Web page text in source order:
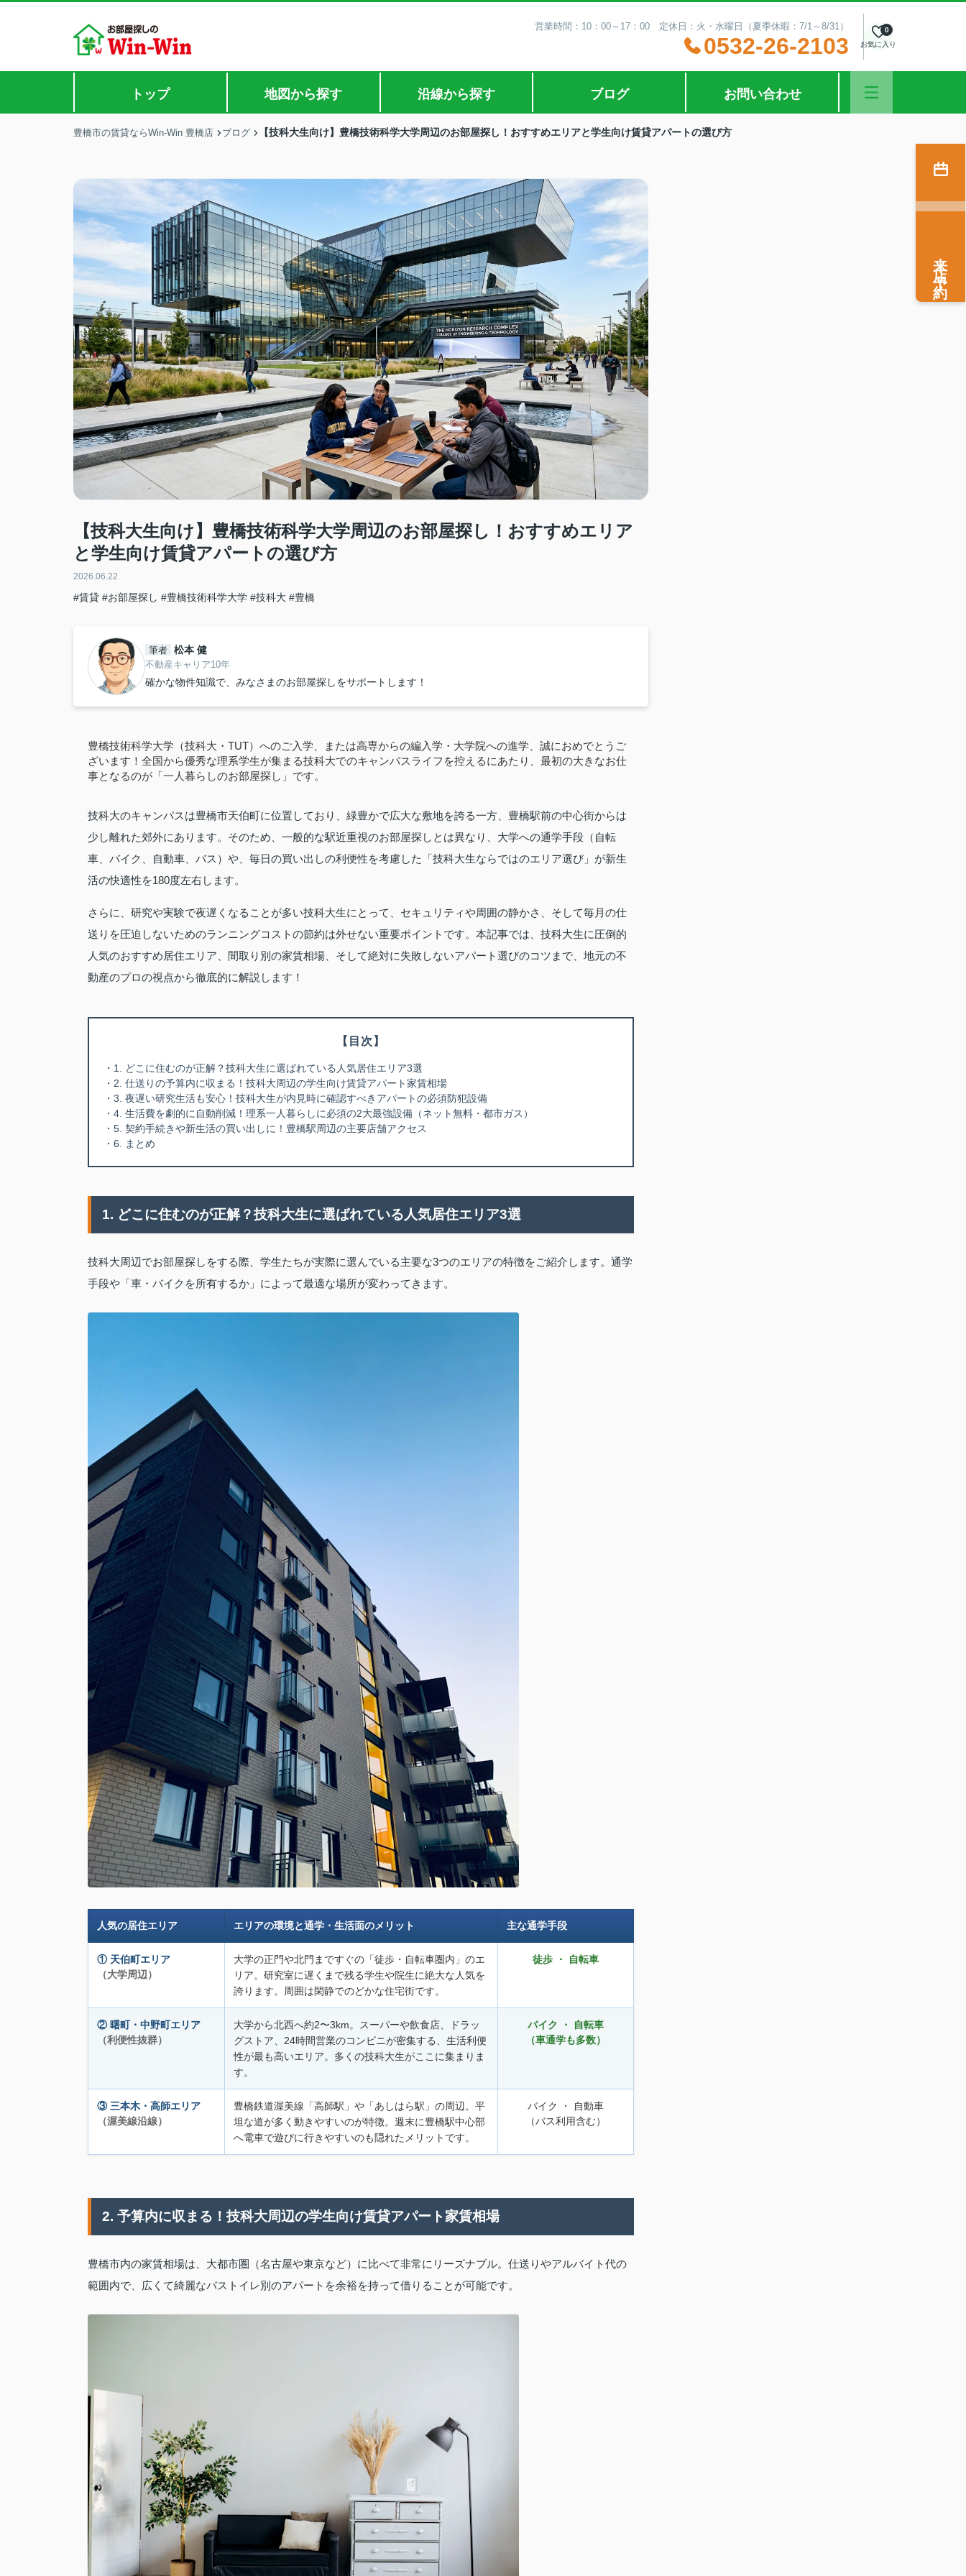
営業時間：10：00～17：00 定休日：火・水曜日（夏季休暇：7/1～8/31）
0532-26-2103 お気に入り
0
トップ 地図から探す 沿線から探す ブログ お問い合わせ
豊橋市の賃貸ならWin-Win 豊橋店 ブログ 【技科大生向け】豊橋技術科学大学周辺のお部屋探し！おすすめエリアと学生向け賃貸アパートの選び方
【技科大生向け】豊橋技術科学大学周辺のお部屋探し！おすすめエリア
と学生向け賃貸アパートの選び方
2026.06.22
#賃貸 #お部屋探し #豊橋技術科学大学 #技科大 #豊橋
筆者 松本 健
不動産キャリア10年
確かな物件知識で、みなさまのお部屋探しをサポートします！
豊橋技術科学大学（技科大・TUT）へのご入学、または高専からの編入学・大学院への進学、誠におめでとうご
ざいます！全国から優秀な理系学生が集まる技科大でのキャンパスライフを控えるにあたり、最初の大きなお仕
事となるのが「一人暮らしのお部屋探し」です。
技科大のキャンパスは豊橋市天伯町に位置しており、緑豊かで広大な敷地を誇る一方、豊橋駅前の中心街からは
少し離れた郊外にあります。そのため、一般的な駅近重視のお部屋探しとは異なり、大学への通学手段（自転
車、バイク、自動車、バス）や、毎日の買い出しの利便性を考慮した「技科大生ならではのエリア選び」が新生
活の快適性を180度左右します。
さらに、研究や実験で夜遅くなることが多い技科大生にとって、セキュリティや周囲の静かさ、そして毎月の仕
送りを圧迫しないためのランニングコストの節約は外せない重要ポイントです。本記事では、技科大生に圧倒的
人気のおすすめ居住エリア、間取り別の家賃相場、そして絶対に失敗しないアパート選びのコツまで、地元の不
動産のプロの視点から徹底的に解説します！
【目次】
・1. どこに住むのが正解？技科大生に選ばれている人気居住エリア3選
・2. 仕送りの予算内に収まる！技科大周辺の学生向け賃貸アパート家賃相場
・3. 夜遅い研究生活も安心！技科大生が内見時に確認すべきアパートの必須防犯設備
・4. 生活費を劇的に自動削減！理系一人暮らしに必須の2大最強設備（ネット無料・都市ガス）
・5. 契約手続きや新生活の買い出しに！豊橋駅周辺の主要店舗アクセス
・6. まとめ
1. どこに住むのが正解？技科大生に選ばれている人気居住エリア3選
技科大周辺でお部屋探しをする際、学生たちが実際に選んでいる主要な3つのエリアの特徴をご紹介します。通学
手段や「車・バイクを所有するか」によって最適な場所が変わってきます。
人気の居住エリア エリアの環境と通学・生活面のメリット 主な通学手段
① 天伯町エリア
（大学周辺）
大学の正門や北門まですぐの「徒歩・自転車圏内」のエ
リア。研究室に遅くまで残る学生や院生に絶大な人気を
誇ります。周囲は閑静でのどかな住宅街です。
徒歩 ・ 自転車
② 曙町・中野町エリア
（利便性抜群）
大学から北西へ約2〜3km。スーパーや飲食店、ドラッ
グストア、24時間営業のコンビニが密集する、生活利便
性が最も高いエリア。多くの技科大生がここに集まりま
す。
バイク ・ 自転車
（車通学も多数）
③ 三本木・高師エリア
（渥美線沿線）
豊橋鉄道渥美線「高師駅」や「あしはら駅」の周辺。平
坦な道が多く動きやすいのが特徴。週末に豊橋駅中心部
へ電車で遊びに行きやすいのも隠れたメリットです。
バイク ・ 自動車
（バス利用含む）
2. 予算内に収まる！技科大周辺の学生向け賃貸アパート家賃相場
豊橋市内の家賃相場は、大都市圏（名古屋や東京など）に比べて非常にリーズナブル。仕送りやアルバイト代の
範囲内で、広くて綺麗なバストイレ別のアパートを余裕を持って借りることが可能です。
来店予約